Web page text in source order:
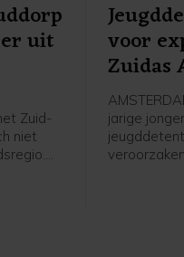
uit
Zuid-
niet
voor
Zuidas
jarige